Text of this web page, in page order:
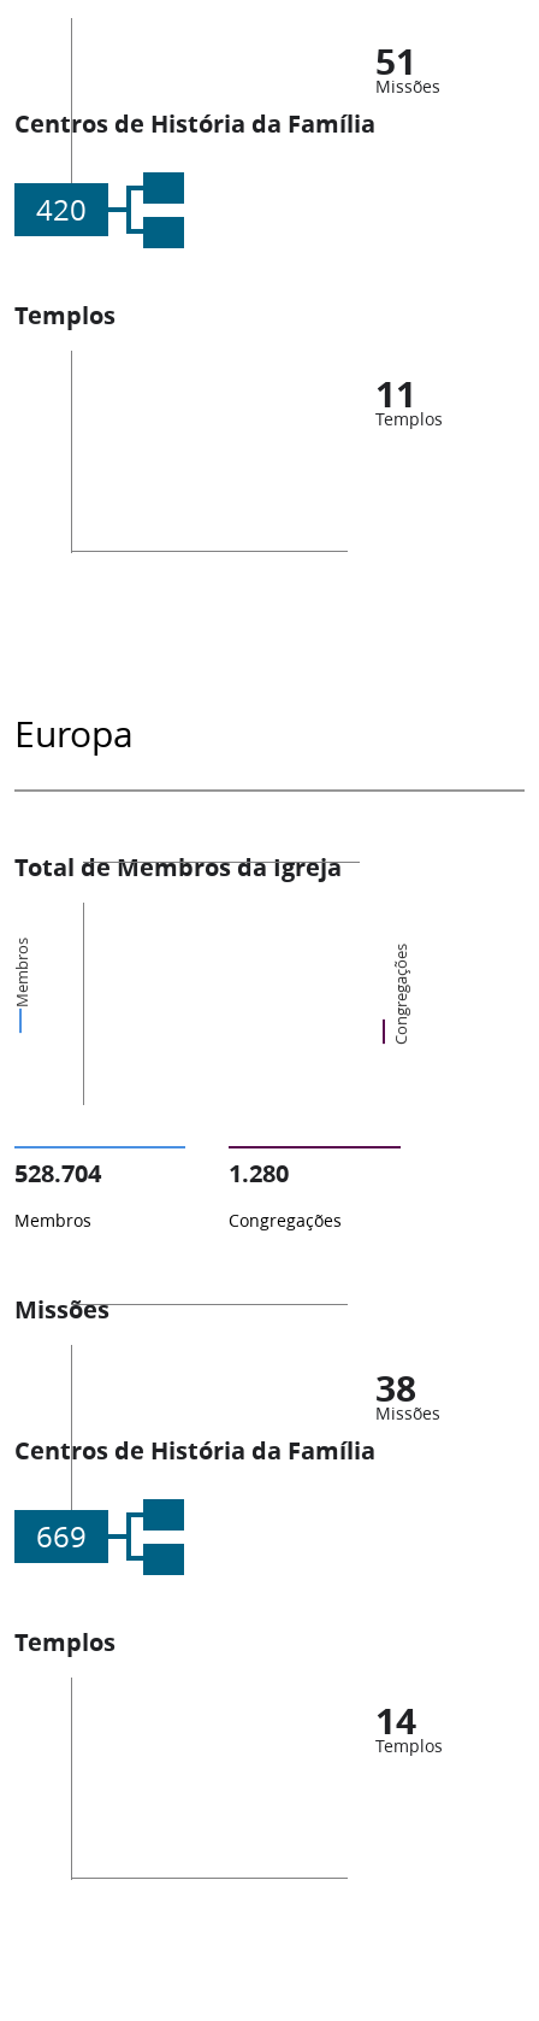
51
Missões
Centros de História da Família
420
Templos
11
Templos
Europa
Total de Membros da Igreja
Membros Congregações
528.704
Membros
1.280
Congregações
Missões
38
Missões
Centros de História da Família
669
Templos
14
Templos